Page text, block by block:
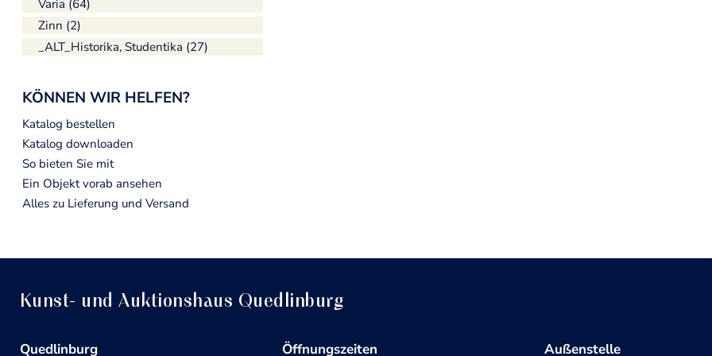
Varia (64)
Zinn (2)
_ALT_Historika, Studentika (27)
KÖNNEN WIR HELFEN?
Katalog bestellen
Katalog downloaden
So bieten Sie mit
Ein Objekt vorab ansehen
Alles zu Lieferung und Versand
Kunst- und Auktionshaus Quedlinburg
Quedlinburg Öffnungszeiten Außenstelle